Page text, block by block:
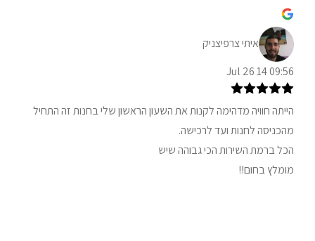
איתי צרפיצניק
09:56 14 Jul 26
הייתה חוויה מדהימה לקנות את השעון הראשון שלי בחנות זה התחיל
מהכניסה לחנות ועד לרכישה.
הכל ברמת השירות הכי גבוהה שיש
מומלץ בחום!!